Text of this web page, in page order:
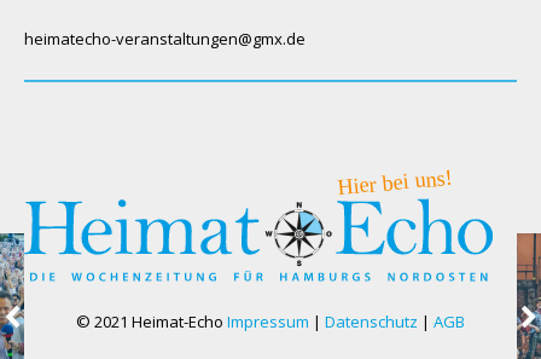
heimatecho-veranstaltungen@gmx.de
© 2021 Heimat-Echo Impressum | Datenschutz | AGB